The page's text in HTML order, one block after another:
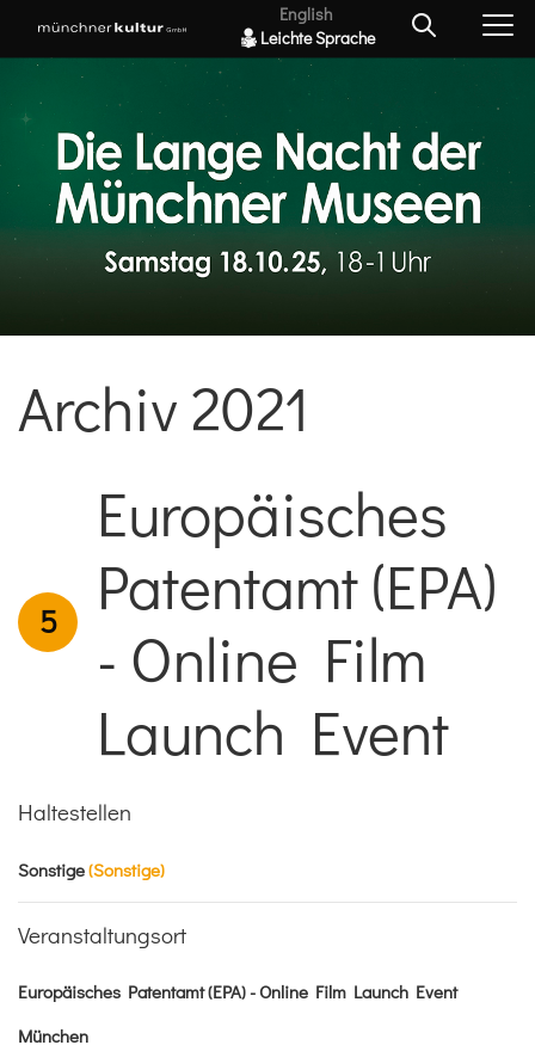
English
Leichte Sprache
Archiv 2021
5
Europäisches
Patentamt (EPA)
- Online Film
Launch Event
Haltestellen
Sonstige(Sonstige)
Veranstaltungsort
Europäisches Patentamt (EPA) - Online Film Launch Event
München